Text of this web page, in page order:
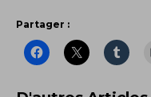
Partager :